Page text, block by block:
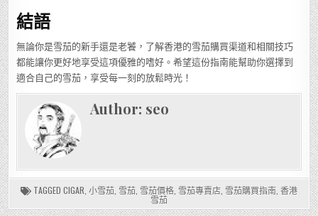
結語
無論你是雪茄的新手還是老饕，了解香港的雪茄購買渠道和相關技巧
都能讓你更好地享受這項優雅的嗜好。希望這份指南能幫助你選擇到
適合自己的雪茄，享受每一刻的放鬆時光！
Author: seo
TAGGED CIGAR 小雪茄 雪茄 雪茄價格 雪茄專賣店 雪茄購買指南 香港
雪茄